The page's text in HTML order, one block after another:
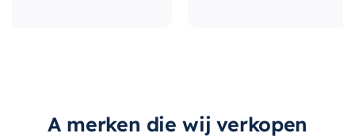
A merken die wij verkopen